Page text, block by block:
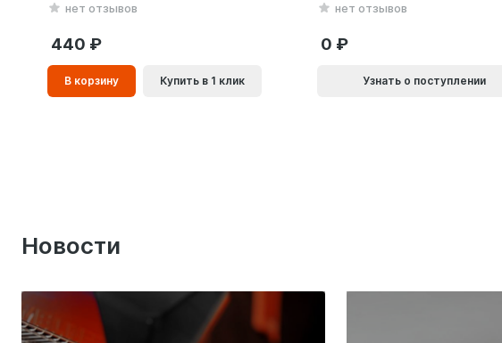
нет отзывов
440
В корзину
корзинe
Купить в 1 клик
нет отзывов
0
Узнать о поступлении
Новости